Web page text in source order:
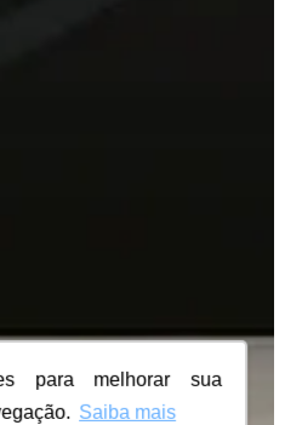
para melhorar sua
Saiba mais